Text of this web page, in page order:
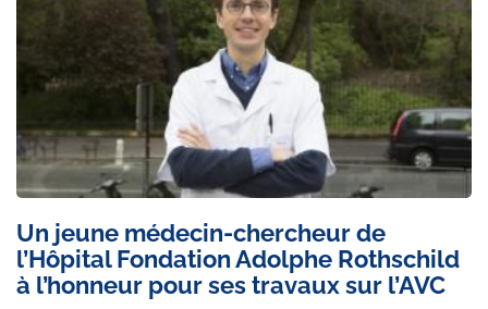
Un jeune médecin-chercheur de
l’Hôpital Fondation Adolphe Rothschild
à l’honneur pour ses travaux sur l’AVC